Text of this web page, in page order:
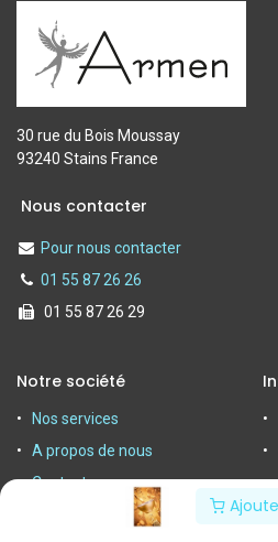
30 rue du Bois Moussay
93240 Stains France
Nous contacter
Pour nous contacter
01 55 87 26 26
01 55 87 26 29
Notre société
Nos services
A propos de nous
Contactez-nous